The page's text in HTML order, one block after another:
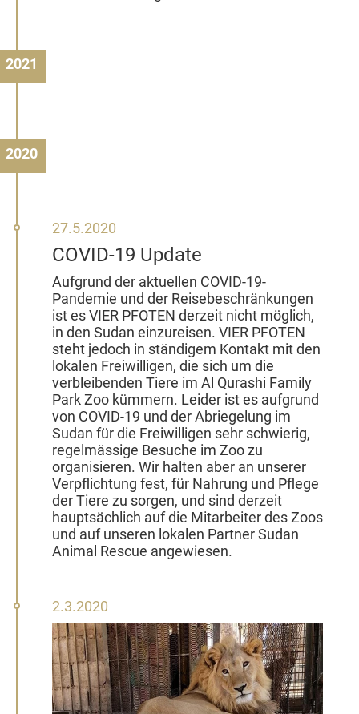
2021
2020
27.
Mai
2020
27.5.2020
COVID-19 Update
Aufgrund der aktuellen COVID-19-
Pandemie und der Reisebeschränkungen
ist es VIER PFOTEN derzeit nicht möglich,
in den Sudan einzureisen. VIER PFOTEN
steht jedoch in ständigem Kontakt mit den
lokalen Freiwilligen, die sich um die
verbleibenden Tiere im Al Qurashi Family
Park Zoo kümmern. Leider ist es aufgrund
von COVID-19 und der Abriegelung im
Sudan für die Freiwilligen sehr schwierig,
regelmässige Besuche im Zoo zu
organisieren. Wir halten aber an unserer
Verpflichtung fest, für Nahrung und Pflege
der Tiere zu sorgen, und sind derzeit
hauptsächlich auf die Mitarbeiter des Zoos
und auf unseren lokalen Partner Sudan
Animal Rescue angewiesen.
2.
März
2020
2.3.2020